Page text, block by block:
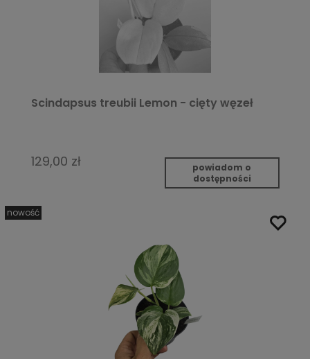
Scindapsus treubii Lemon - cięty węzeł
129,00 zł
powiadom o
dostępności
nowość